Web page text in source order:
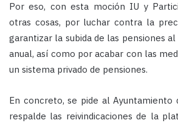
Por eso, con esta moción IU y
otras cosas, por luchar contra la
garantizar la subida de las pensiones
anual, así como por acabar con las
un sistema privado de pensiones.
En concreto, se pide al Ayuntamiento
respalde las reivindicaciones de la